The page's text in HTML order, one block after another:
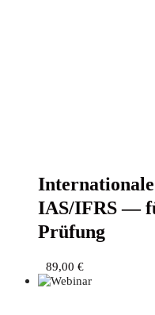
Inter­na­tio­na­le
IAS/IFRS —
Prüfung
89,00 €